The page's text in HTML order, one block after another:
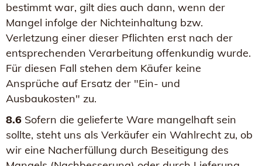
bestimmt war, gilt dies auch dann, wenn der
Mangel infolge der Nichteinhaltung bzw.
Verletzung einer dieser Pflichten erst nach der
entsprechenden Verarbeitung offenkundig wurde.
Für diesen Fall stehen dem Käufer keine
Ansprüche auf Ersatz der "Ein- und
Ausbaukosten" zu.
8.6 Sofern die gelieferte Ware mangelhaft sein
sollte, steht uns als Verkäufer ein Wahlrecht zu, ob
wir eine Nacherfüllung durch Beseitigung des